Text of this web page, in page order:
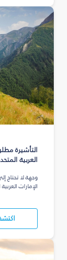
التأشيرة
العربية
وجهة لا تحتاج
الإمارات